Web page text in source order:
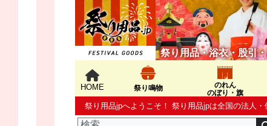
祭り用品・浴衣・股引
HOME 祭り鳴物
のれん
のぼり・旗
祭り用品jpへようこそ！ 祭り用品jpは全国の法人